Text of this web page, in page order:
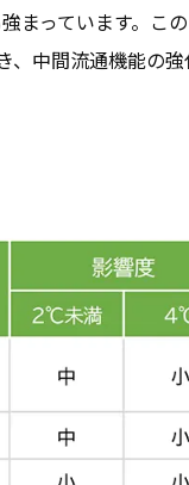
まっています。こ
、中間流通機能の